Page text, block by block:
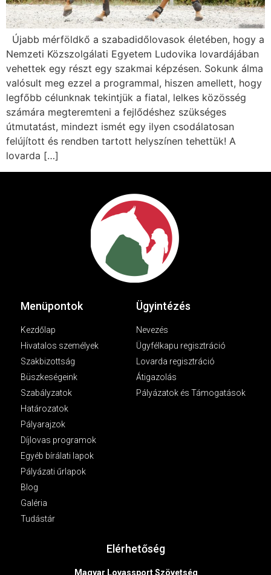
Újabb mérföldkő a szabadidőlovasok életében, hogy a
Nemzeti Közszolgálati Egyetem Ludovika lovardájában
vehettek egy részt egy szakmai képzésen. Sokunk álma
valósult meg ezzel a programmal, hiszen amellett, hogy
legfőbb célunknak tekintjük a fiatal, lelkes közösség
számára megteremteni a fejlődéshez szükséges
útmutatást, mindezt ismét egy ilyen csodálatosan
felújított és rendben tartott helyszínen tehettük! A
lovarda […]
Menüpontok
Kezdőlap
Hivatalos személyek
Szakbizottság
Büszkeségeink
Szabályzatok
Határozatok
Pályarajzok
Díjlovas programok
Egyéb bírálati lapok
Pályázati űrlapok
Blog
Galéria
Tudástár
Ügyintézés
Nevezés
Ügyfélkapu regisztráció
Lovarda regisztráció
Átigazolás
Pályázatok és Támogatások
Elérhetőség
Magyar Lovassport Szövetség